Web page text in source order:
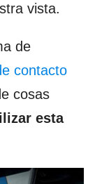
vista.
de
contacto
cosas
esta